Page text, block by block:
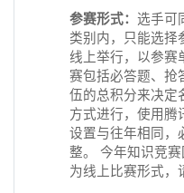
参赛形式： 选手可
类别内，只能选择
线上举行，以参赛
赛包括必答题、抢
伍的总积分来决定
方式进行，使用腾
设置与往年相同，
整。 今年知识竞
为线上比赛形式，